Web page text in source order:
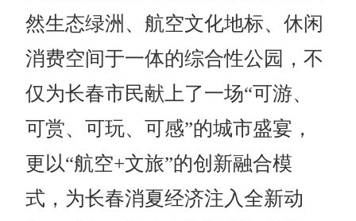
然生态绿洲、航空文化地标、休闲
消费空间于一体的综合性公园，不
仅为长春市民献上了一场“可游、
可赏、可玩、可感”的城市盛宴，
更以“航空+文旅”的创新融合模
式，为长春消夏经济注入全新动